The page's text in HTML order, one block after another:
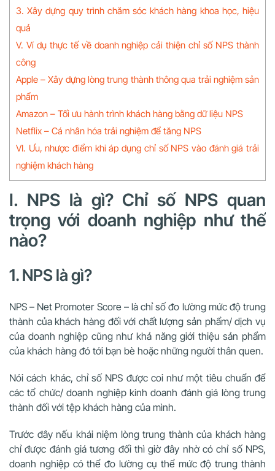
3. Xây dựng quy trình chăm sóc khách hàng khoa học, hiệu
quả
V. Ví dụ thực tế về doanh nghiệp cải thiện chỉ số NPS thành
công
Apple – Xây dựng lòng trung thành thông qua trải nghiệm sản
phẩm
Amazon – Tối ưu hành trình khách hàng bằng dữ liệu NPS
Netflix – Cá nhân hóa trải nghiệm để tăng NPS
VI. Ưu, nhược điểm khi áp dụng chỉ số NPS vào đánh giá trải
nghiệm khách hàng
I. NPS là gì? Chỉ số NPS quan
trọng với doanh nghiệp như thế
nào?
1. NPS là gì?
NPS – Net Promoter Score – là chỉ số đo lường mức độ trung
thành của khách hàng đối với chất lượng sản phẩm/ dịch vụ
của doanh nghiệp cũng như khả năng giới thiệu sản phẩm
của khách hàng đó tới bạn bè hoặc những người thân quen.
Nói cách khác, chỉ số NPS được coi như một tiêu chuẩn để
các tổ chức/ doanh nghiệp kinh doanh đánh giá lòng trung
thành đối với tệp khách hàng của mình.
Trước đây nếu khái niệm lòng trung thành của khách hàng
chỉ được đánh giá tương đối thì giờ đây nhờ có chỉ số NPS,
doanh nghiệp có thể đo lường cụ thể mức độ trung thành